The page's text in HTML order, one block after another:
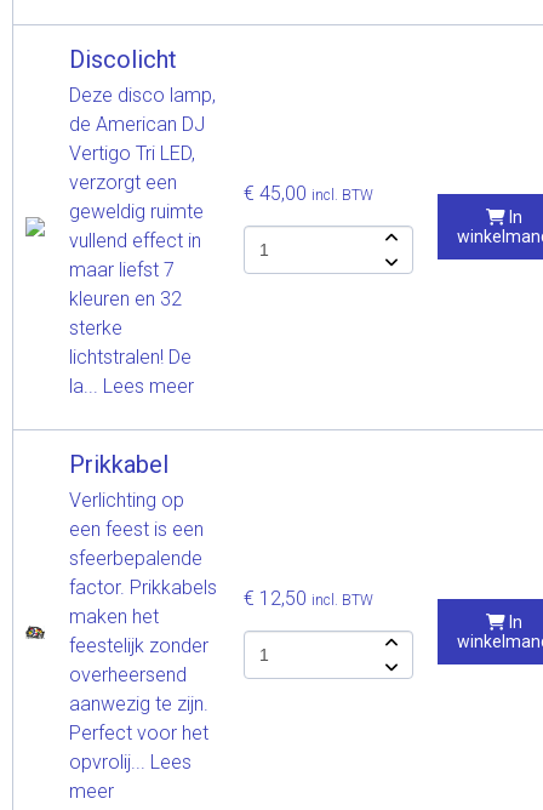
Discolicht
Deze disco lamp,
de American DJ
Vertigo Tri LED,
verzorgt een
geweldig ruimte
vullend effect in
maar liefst 7
kleuren en 32
sterke
lichtstralen! De
la... Lees meer
€ 45,00 incl. BTW
In
Prikkabel
Verlichting op
een feest is een
sfeerbepalende
factor. Prikkabels
maken het
feestelijk zonder
overheersend
aanwezig te zijn.
Perfect voor het
opvrolij... Lees
meer
€ 12,50 incl. BTW
In